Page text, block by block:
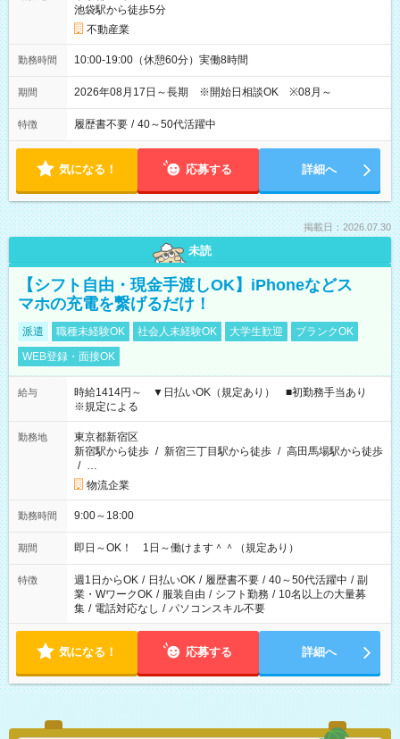
池袋駅から徒歩5分
不動産業
勤務時間 10:00-19:00（休憩60分）実働8時間
期間 2026年08月17日～長期 ※開始日相談OK ※08月～
特徴 履歴書不要 / 40～50代活躍中
気になる！ 応募する 詳細へ
掲載日：2026.07.30
未読
【シフト自由・現金手渡しOK】iPhoneなどス
マホの充電を繋げるだけ！
派遣 職種未経験OK 社会人未経験OK 大学生歓迎
ブランクOK
WEB登録・面接OK
給与
時給1414円～ ▼日払いOK（規定あり） ■初勤務手当あり
※規定による
勤務地
東京都新宿区
新宿駅から徒歩 / 新宿三丁目駅から徒歩 / 高田馬場駅から徒歩
/ …
物流企業
勤務時間 9:00～18:00
期間 即日～OK！ 1日～働けます＾＾（規定あり）
特徴 週1日からOK / 日払いOK / 履歴書不要 / 40～50代活躍中 / 副
業・WワークOK / 服装自由 / シフト勤務 / 10名以上の大量募
集 / 電話対応なし / パソコンスキル不要
気になる！ 応募する 詳細へ